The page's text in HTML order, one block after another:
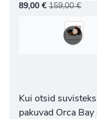
89,00 € 159,00€
Kui otsid
pakuvad Orca Bay